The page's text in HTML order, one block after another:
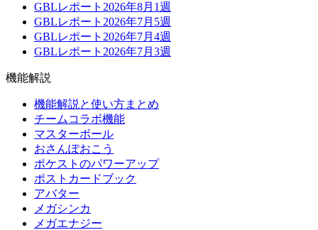
GBLレポート2026年8月1週
GBLレポート2026年7月5週
GBLレポート2026年7月4週
GBLレポート2026年7月3週
機能解説
機能解説と使い方まとめ
チームコラボ機能
マスターボール
おさんぽおこう
ポケストのパワーアップ
ポストカードブック
アバター
メガシンカ
メガエナジー